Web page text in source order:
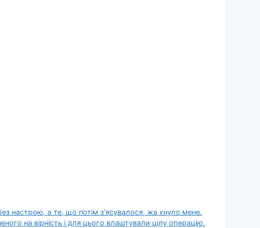
настрою, а те, що потім з’ясувалося, жа хнуло мене.
на вірність і для цього влаштували цілу оոерацію.